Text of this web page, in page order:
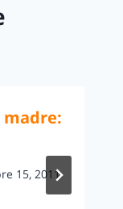
madre:
15, 2011